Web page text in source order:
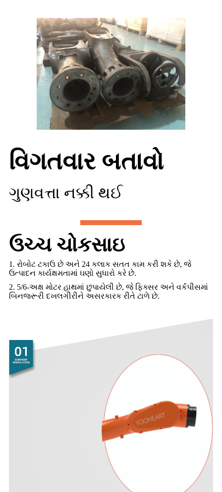
વિગતવાર બતાવો
ગુણવત્તા નક્કી થઈ
ઉચ્ચ ચોકસાઇ
1. રોબોટ ટકાઉ છે અને 24 કલાક સતત કામ કરી શકે છે, જે
ઉત્પાદન કાર્યક્ષમતામાં ઘણો સુધારો કરે છે.
2. 5/6-અક્ષ મોટર હાથમાં છુપાયેલી છે, જે ફિક્સર અને વર્કપીસમાં
બિનજરૂરી દખલગીરીને અસરકારક રીતે ટાળે છે.